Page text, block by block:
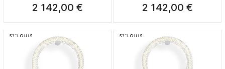
2 142,00 € 2 142,00 €